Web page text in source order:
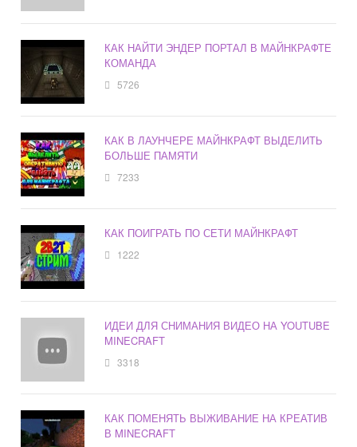
КАК НАЙТИ ЭНДЕР ПОРТАЛ В МАЙНКРАФТЕ
КОМАНДА
5726
КАК В ЛАУНЧЕРЕ МАЙНКРАФТ ВЫДЕЛИТЬ
БОЛЬШЕ ПАМЯТИ
7233
КАК ПОИГРАТЬ ПО СЕТИ МАЙНКРАФТ
1222
ИДЕИ ДЛЯ СНИМАНИЯ ВИДЕО НА YOUTUBE
MINECRAFT
3318
КАК ПОМЕНЯТЬ ВЫЖИВАНИЕ НА КРЕАТИВ
В MINECRAFT